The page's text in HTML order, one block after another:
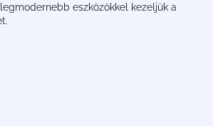
eszközökkel kezeljük a